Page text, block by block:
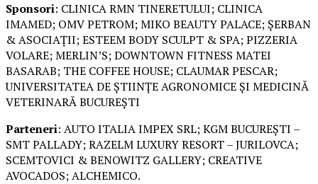
Sponsori: CLINICA RMN TINERETULUI; CLINICA
IMAMED; OMV PETROM; MIKO BEAUTY PALACE; ȘERBAN
& ASOCIAȚII; ESTEEM BODY SCULPT & SPA; PIZZERIA
VOLARE; MERLIN’S; DOWNTOWN FITNESS MATEI
BASARAB; THE COFFEE HOUSE; CLAUMAR PESCAR;
UNIVERSITATEA DE ȘTIINȚE AGRONOMICE ȘI MEDICINĂ
VETERINARĂ BUCUREȘTI
Parteneri: AUTO ITALIA IMPEX SRL; KGM BUCUREȘTI –
SMT PALLADY; RAZELM LUXURY RESORT – JURILOVCA;
SCEMTOVICI & BENOWITZ GALLERY; CREATIVE
AVOCADOS; ALCHEMICO.